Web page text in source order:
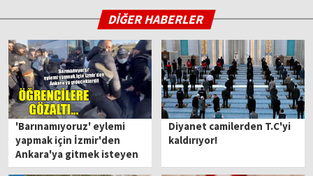
DİĞER HABERLER
'Barınamıyoruz' eylemi
yapmak için İzmir'den
Ankara'ya gitmek isteyen
öğrencilere gözaltı...
Diyanet camilerden T.C'yi
kaldırıyor!